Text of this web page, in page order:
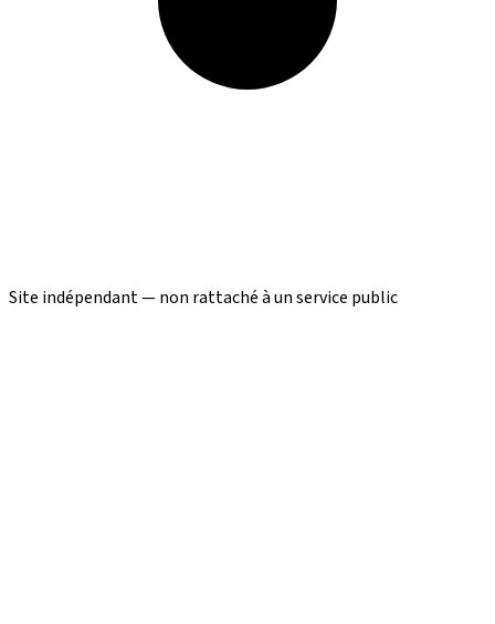
Site indépendant — non rattaché à un service public